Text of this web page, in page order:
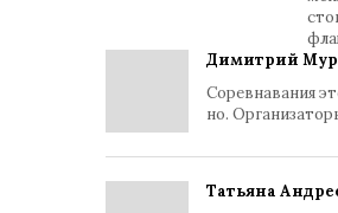
Димитрий
Соревнавания
но.
Татьяна